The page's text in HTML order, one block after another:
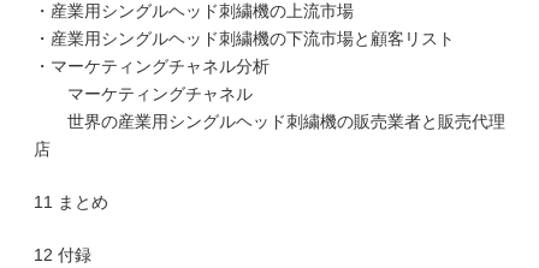
・産業用シングルヘッド刺繍機の上流市場
・産業用シングルヘッド刺繍機の下流市場と顧客リスト
・マーケティングチャネル分析
マーケティングチャネル
世界の産業用シングルヘッド刺繍機の販売業者と販売代理
店
11 まとめ
12 付録